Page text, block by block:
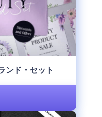
ンド・セット